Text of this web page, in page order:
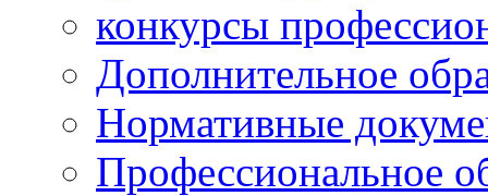
конкурсы
Дополнительное
Нормативные
Профессиональное